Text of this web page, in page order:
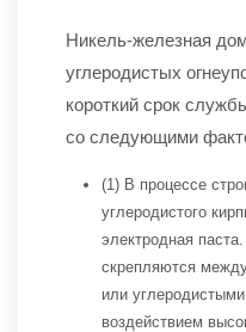
Никель-железная
углеродистых
короткий срок
со следующими
(1) В процессе
углеродистого
электродная
скрепляются
или
воздействием